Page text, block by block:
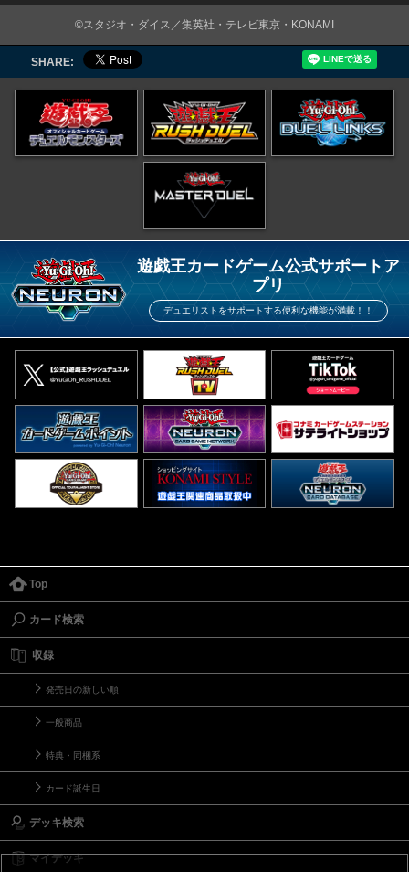
©スタジオ・ダイス／集英社・テレビ東京・KONAMI
SHARE:
遊戯王カードゲーム公式サポートア
プリ
デュエリストをサポートする便利な機能が満載！！
Top
カード検索
収録
発売日の新しい順
一般商品
特典・同梱系
カード誕生日
デッキ検索
マイデッキ